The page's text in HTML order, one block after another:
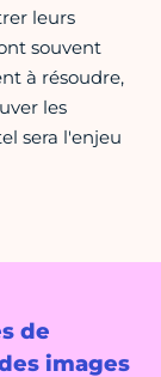
de
images
leurs
souvent
à résoudre,
les
sera l'enjeu